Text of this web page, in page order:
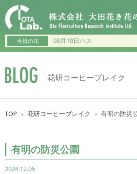
今日の花 08月10日ハス
花研コーヒーブレイク
TOP ＞ 花研コーヒーブレイク ＞ 有明の防災
有明の防災公園
2024.12.05